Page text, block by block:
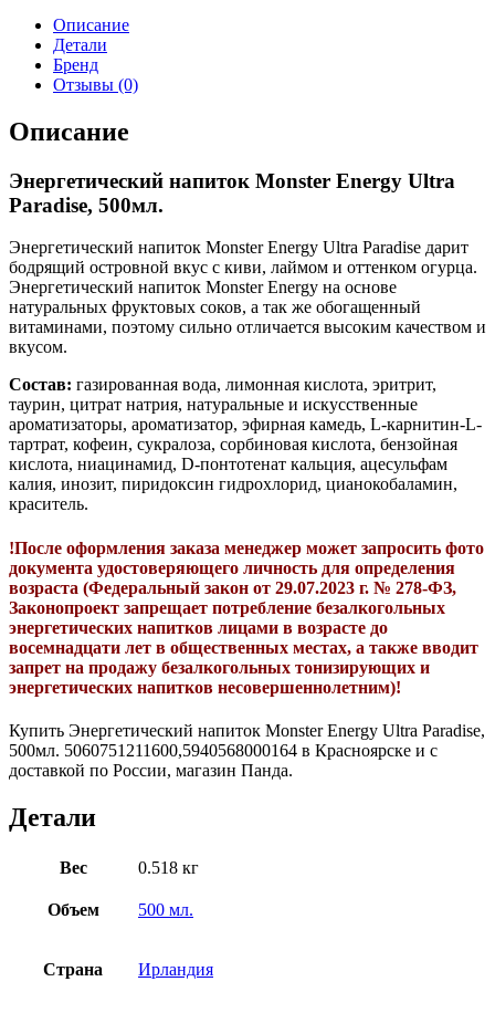
Описание
Детали
Бренд
Отзывы (0)
Описание
Энергетический напиток Monster Energy Ultra
Paradise, 500мл.
Энергетический напиток Monster Energy Ultra Paradise дарит
бодрящий островной вкус с киви, лаймом и оттенком огурца.
Энергетический напиток Monster Energy на основе
натуральных фруктовых соков, а так же обогащенный
витаминами, поэтому сильно отличается высоким качеством и
вкусом.
Состав: газированная вода, лимонная кислота, эритрит,
таурин, цитрат натрия, натуральные и искусственные
ароматизаторы, ароматизатор, эфирная камедь, L-карнитин-L-
тартрат, кофеин, сукралоза, сорбиновая кислота, бензойная
кислота, ниацинамид, D-понтотенат кальция, ацесульфам
калия, инозит, пиридоксин гидрохлорид, цианокобаламин,
краситель.
!После оформления заказа менеджер может запросить фото
документа удостоверяющего личность для определения
возраста (Федеральный закон от 29.07.2023 г. № 278-ФЗ,
Законопроект запрещает потребление безалкогольных
энергетических напитков лицами в возрасте до
восемнадцати лет в общественных местах, а также вводит
запрет на продажу безалкогольных тонизирующих и
энергетических напитков несовершеннолетним)!
Купить Энергетический напиток Monster Energy Ultra Paradise,
500мл. 5060751211600,5940568000164 в Красноярске и с
доставкой по России, магазин Панда.
Детали
Вес 0.518 кг
Объем 500 мл.
Страна Ирландия